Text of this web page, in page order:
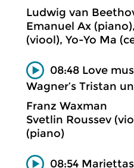
Ludwig van
Emanuel Ax
(viool), Yo-Yo Ma
08:48 Love
Wagner’s Tristan
Franz Waxman
Svetlin Roussev
(piano)
08:54